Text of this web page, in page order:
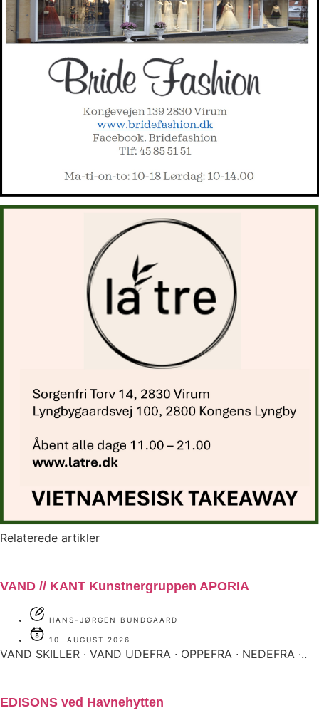
Relaterede artikler
VAND // KANT Kunstnergruppen APORIA
HANS-JØRGEN BUNDGAARD
10. AUGUST 2026
VAND SKILLER ∙ VAND UDEFRA ∙ OPPEFRA ∙ NEDEFRA ∙..
EDISONS ved Havnehytten